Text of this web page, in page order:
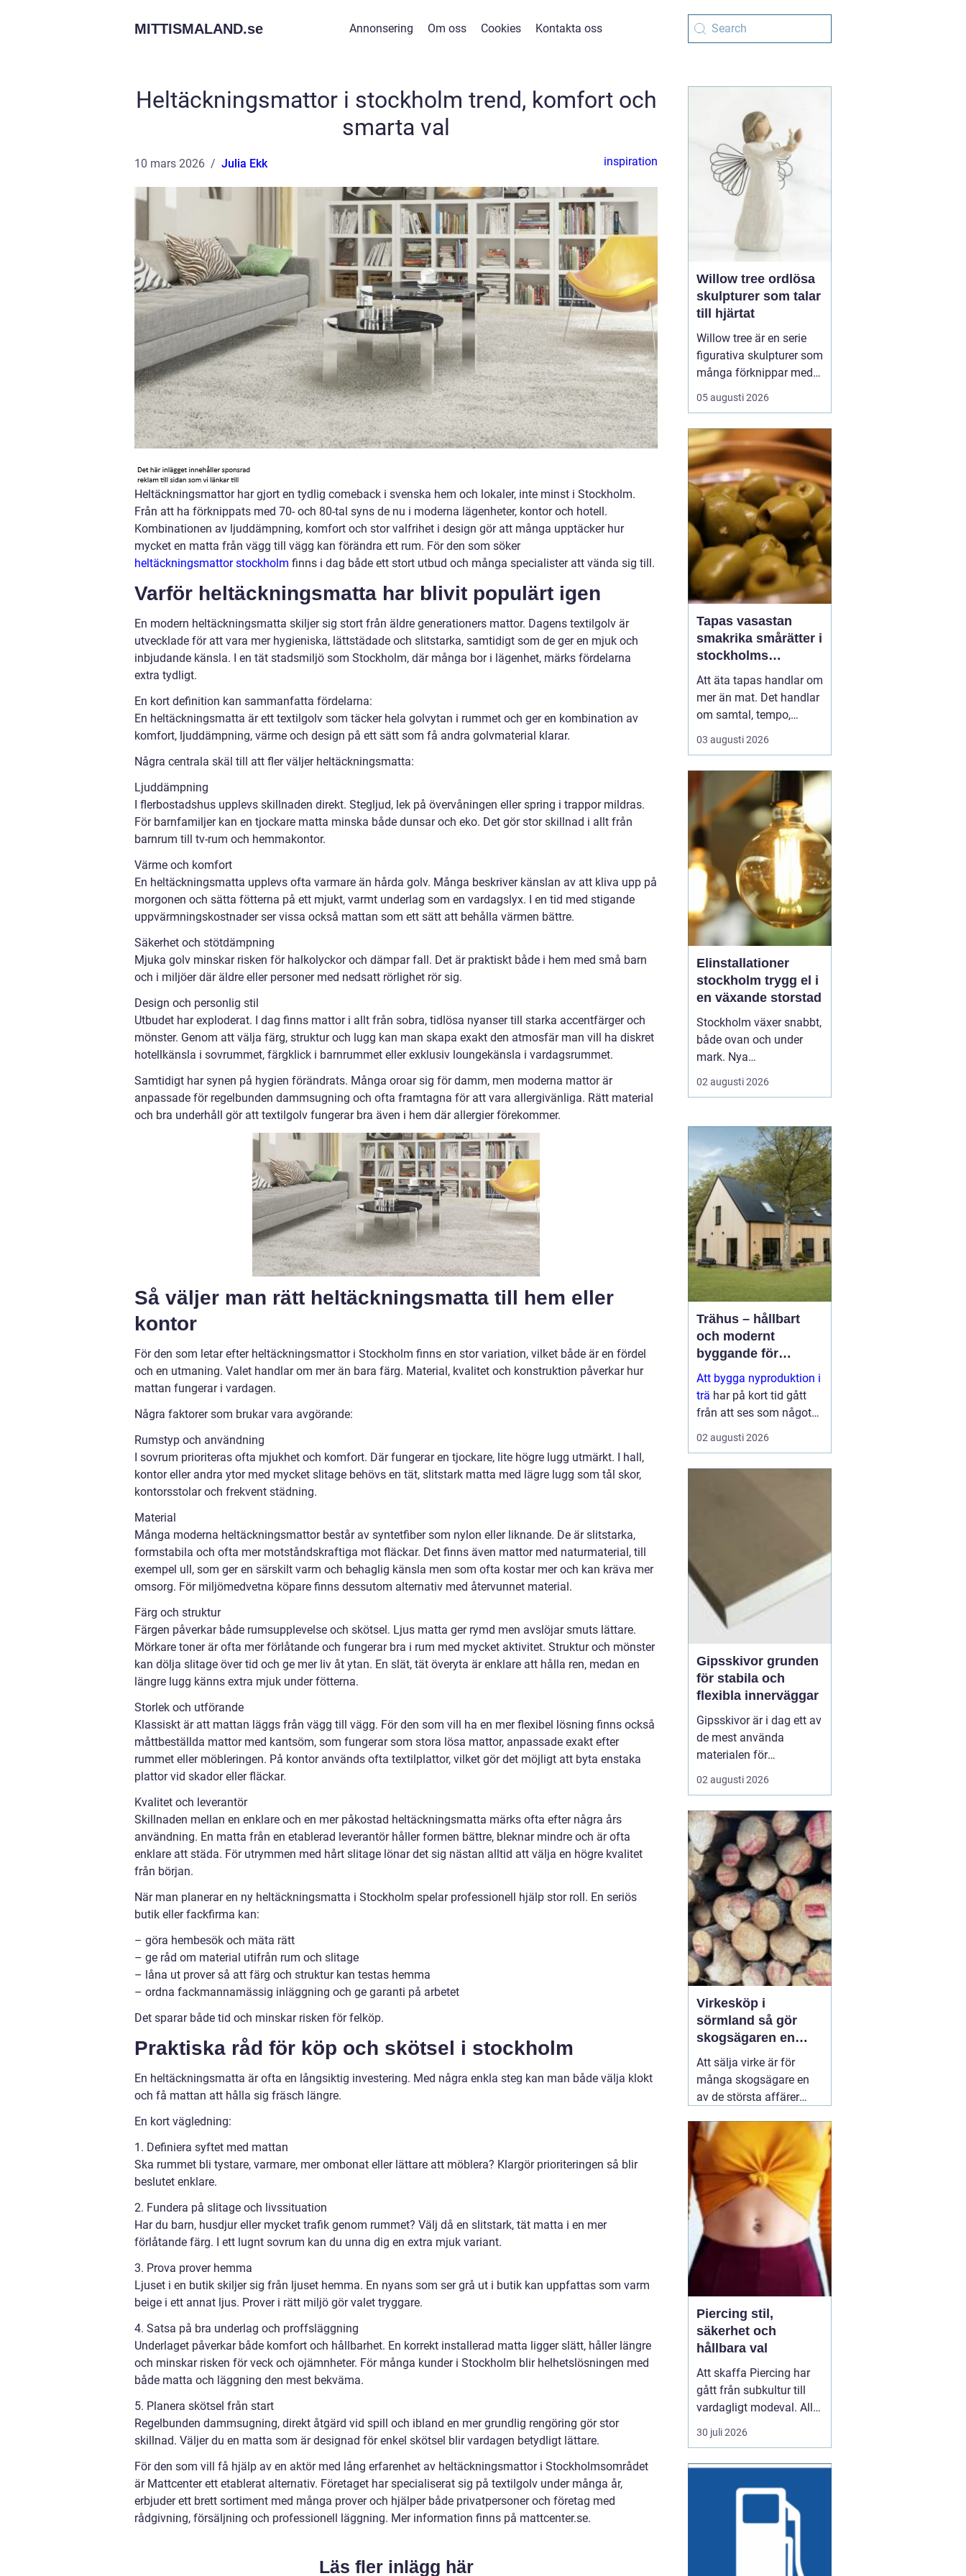
MITTISMALAND.se Annonsering Om oss Cookies Kontakta oss
Heltäckningsmattor i stockholm trend, komfort och
smarta val
10 mars 2026 Julia Ekk inspiration
Heltäckningsmattor har gjort en tydlig comeback i svenska hem och lokaler, inte minst i Stockholm.
Från att ha förknippats med 70- och 80-tal syns de nu i moderna lägenheter, kontor och hotell.
Kombinationen av ljuddämpning, komfort och stor valfrihet i design gör att många upptäcker hur
mycket en matta från vägg till vägg kan förändra ett rum. För den som söker
heltäckningsmattor stockholm finns i dag både ett stort utbud och många specialister att vända sig till.
Varför heltäckningsmatta har blivit populärt igen
En modern heltäckningsmatta skiljer sig stort från äldre generationers mattor. Dagens textilgolv är
utvecklade för att vara mer hygieniska, lättstädade och slitstarka, samtidigt som de ger en mjuk och
inbjudande känsla. I en tät stadsmiljö som Stockholm, där många bor i lägenhet, märks fördelarna
extra tydligt.
En kort definition kan sammanfatta fördelarna:
En heltäckningsmatta är ett textilgolv som täcker hela golvytan i rummet och ger en kombination av
komfort, ljuddämpning, värme och design på ett sätt som få andra golvmaterial klarar.
Några centrala skäl till att fler väljer heltäckningsmatta:
Ljuddämpning
I flerbostadshus upplevs skillnaden direkt. Stegljud, lek på övervåningen eller spring i trappor mildras.
För barnfamiljer kan en tjockare matta minska både dunsar och eko. Det gör stor skillnad i allt från
barnrum till tv-rum och hemmakontor.
Värme och komfort
En heltäckningsmatta upplevs ofta varmare än hårda golv. Många beskriver känslan av att kliva upp på
morgonen och sätta fötterna på ett mjukt, varmt underlag som en vardagslyx. I en tid med stigande
uppvärmningskostnader ser vissa också mattan som ett sätt att behålla värmen bättre.
Säkerhet och stötdämpning
Mjuka golv minskar risken för halkolyckor och dämpar fall. Det är praktiskt både i hem med små barn
och i miljöer där äldre eller personer med nedsatt rörlighet rör sig.
Design och personlig stil
Utbudet har exploderat. I dag finns mattor i allt från sobra, tidlösa nyanser till starka accentfärger och
mönster. Genom att välja färg, struktur och lugg kan man skapa exakt den atmosfär man vill ha diskret
hotellkänsla i sovrummet, färgklick i barnrummet eller exklusiv loungekänsla i vardagsrummet.
Samtidigt har synen på hygien förändrats. Många oroar sig för damm, men moderna mattor är
anpassade för regelbunden dammsugning och ofta framtagna för att vara allergivänliga. Rätt material
och bra underhåll gör att textilgolv fungerar bra även i hem där allergier förekommer.
Så väljer man rätt heltäckningsmatta till hem eller
kontor
För den som letar efter heltäckningsmattor i Stockholm finns en stor variation, vilket både är en fördel
och en utmaning. Valet handlar om mer än bara färg. Material, kvalitet och konstruktion påverkar hur
mattan fungerar i vardagen.
Några faktorer som brukar vara avgörande:
Rumstyp och användning
I sovrum prioriteras ofta mjukhet och komfort. Där fungerar en tjockare, lite högre lugg utmärkt. I hall,
kontor eller andra ytor med mycket slitage behövs en tät, slitstark matta med lägre lugg som tål skor,
kontorsstolar och frekvent städning.
Material
Många moderna heltäckningsmattor består av syntetfiber som nylon eller liknande. De är slitstarka,
formstabila och ofta mer motståndskraftiga mot fläckar. Det finns även mattor med naturmaterial, till
exempel ull, som ger en särskilt varm och behaglig känsla men som ofta kostar mer och kan kräva mer
omsorg. För miljömedvetna köpare finns dessutom alternativ med återvunnet material.
Färg och struktur
Färgen påverkar både rumsupplevelse och skötsel. Ljus matta ger rymd men avslöjar smuts lättare.
Mörkare toner är ofta mer förlåtande och fungerar bra i rum med mycket aktivitet. Struktur och mönster
kan dölja slitage över tid och ge mer liv åt ytan. En slät, tät överyta är enklare att hålla ren, medan en
längre lugg känns extra mjuk under fötterna.
Storlek och utförande
Klassiskt är att mattan läggs från vägg till vägg. För den som vill ha en mer flexibel lösning finns också
måttbeställda mattor med kantsöm, som fungerar som stora lösa mattor, anpassade exakt efter
rummet eller möbleringen. På kontor används ofta textilplattor, vilket gör det möjligt att byta enstaka
plattor vid skador eller fläckar.
Kvalitet och leverantör
Skillnaden mellan en enklare och en mer påkostad heltäckningsmatta märks ofta efter några års
användning. En matta från en etablerad leverantör håller formen bättre, bleknar mindre och är ofta
enklare att städa. För utrymmen med hårt slitage lönar det sig nästan alltid att välja en högre kvalitet
från början.
När man planerar en ny heltäckningsmatta i Stockholm spelar professionell hjälp stor roll. En seriös
butik eller fackfirma kan:
– göra hembesök och mäta rätt
– ge råd om material utifrån rum och slitage
– låna ut prover så att färg och struktur kan testas hemma
– ordna fackmannamässig inläggning och ge garanti på arbetet
Det sparar både tid och minskar risken för felköp.
Praktiska råd för köp och skötsel i stockholm
En heltäckningsmatta är ofta en långsiktig investering. Med några enkla steg kan man både välja klokt
och få mattan att hålla sig fräsch längre.
En kort vägledning:
1. Definiera syftet med mattan
Ska rummet bli tystare, varmare, mer ombonat eller lättare att möblera? Klargör prioriteringen så blir
beslutet enklare.
2. Fundera på slitage och livssituation
Har du barn, husdjur eller mycket trafik genom rummet? Välj då en slitstark, tät matta i en mer
förlåtande färg. I ett lugnt sovrum kan du unna dig en extra mjuk variant.
3. Prova prover hemma
Ljuset i en butik skiljer sig från ljuset hemma. En nyans som ser grå ut i butik kan uppfattas som varm
beige i ett annat ljus. Prover i rätt miljö gör valet tryggare.
4. Satsa på bra underlag och proffsläggning
Underlaget påverkar både komfort och hållbarhet. En korrekt installerad matta ligger slätt, håller längre
och minskar risken för veck och ojämnheter. För många kunder i Stockholm blir helhetslösningen med
både matta och läggning den mest bekväma.
5. Planera skötsel från start
Regelbunden dammsugning, direkt åtgärd vid spill och ibland en mer grundlig rengöring gör stor
skillnad. Väljer du en matta som är designad för enkel skötsel blir vardagen betydligt lättare.
För den som vill få hjälp av en aktör med lång erfarenhet av heltäckningsmattor i Stockholmsområdet
är Mattcenter ett etablerat alternativ. Företaget har specialiserat sig på textilgolv under många år,
erbjuder ett brett sortiment med många prover och hjälper både privatpersoner och företag med
rådgivning, försäljning och professionell läggning. Mer information finns på mattcenter.se.
Läs fler inlägg här
Willow tree ordlösa
skulpturer som talar
till hjärtat
Willow tree är en serie
figurativa skulpturer som
många förknippar med
stillhet, tröst och kärlek.
Den som ser en figur
ofta märke till
enkelheten. Inga
ansikten, inga starka
färger, bara mjuka linjer
och en kropp som lutar
sig f...
05 augusti 2026
Tapas vasastan
smakrika smårätter i
stockholms
vardagsrum
Att äta tapas handlar om
mer än mat. Det handlar
om samtal, tempo,
ljudnivå och känslan av
att tiden kan få stanna
tapas blivit ett naturligt
inslag i kvarterslivet, där
barer och restauranger
blandas med små
butiker och bost...
03 augusti 2026
Elinstallationer
stockholm trygg el i
en växande storstad
Stockholm växer snabbt,
både ovan och under
mark. Nya
bostadsområden tar
form, äldre fastigheter
på hållbara lösningar blir
allt högre. Mitt i den
utvecklingen spelar
elinstallationer en
avgörande roll. En
genomtänkt elinstallat...
02 augusti 2026
Trähus – hållbart
och modernt
byggande för
framtiden
Att bygga nyproduktion i
trä har på kort tid gått
från att ses som något
traditionellt till att bli ett
av de mest moderna
02 augusti 2026
Gipsskivor grunden
för stabila och
flexibla innerväggar
Gipsskivor är i dag ett av
de mest använda
materialen för
innerväggar och tak i
både bostäder och
skapar släta ytor, är
enkla att anpassa och
går att kombinera med
krav på ljud, brand och
fukt. I modern
byggproduktion ses de ...
02 augusti 2026
Virkesköp i
sörmland så gör
skogsägaren en
trygg och lönsam
affär
Att sälja virke är för
många skogsägare en
av de största affärer
Samtidigt är marknaden
rörlig, reglerna många
och alternativen fler än
någonsin. Den som vill
lyckas01 augusti 2026
Piercing stil,
säkerhet och
hållbara val
Att skaffa Piercing har
gått från subkultur till
vardagligt modeval. Allt
fler använder piercade
smycken för att uttrycka
kraven på hygien,
trygghet och kvalitet. En
genomtänkt piercing
30 juli 2026